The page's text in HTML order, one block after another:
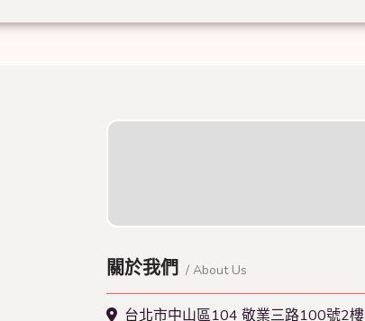
關於我們 / About Us
台北市中山區104 敬業三路100號2樓